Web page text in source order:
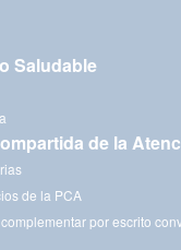
Saludable
de la
de la PCA
por escrito